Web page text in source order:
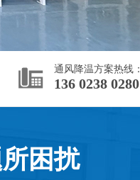
通风降温方案热线：
136 0238 0280
困扰